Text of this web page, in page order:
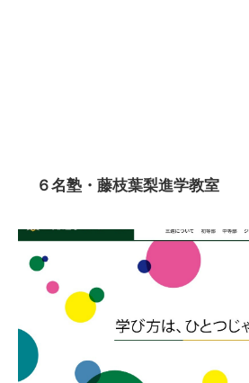
６名塾・藤枝葉梨進学教室